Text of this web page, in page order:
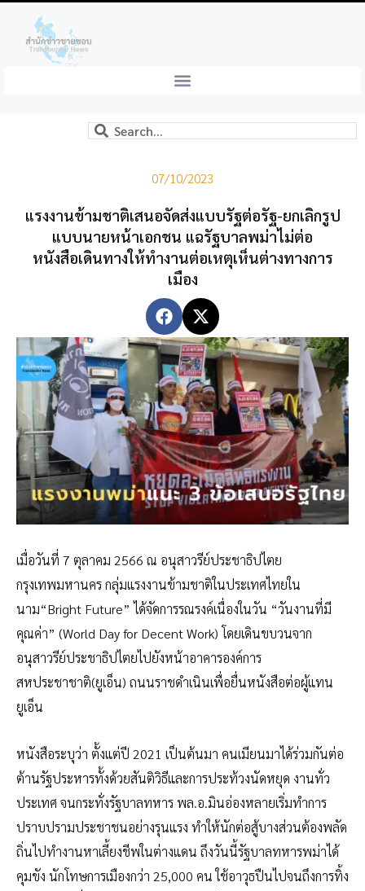
07/10/2023
แรงงานข้ามชาติเสนอจัดส่งแบบรัฐต่อรัฐ-ยกเลิกรูป
แบบนายหน้าเอกชน แฉรัฐบาลพม่าไม่ต่อ
หนังสือเดินทางให้ทำงานต่อเหตุเห็นต่างทางการ
เมือง
เมื่อวันที่ 7 ตุลาคม 2566 ณ อนุสาวรีย์ประชาธิปไตย
กรุงเทพมหานคร กลุ่มแรงงานข้ามชาติในประเทศไทยใน
นาม“Bright Future” ได้จัดการรณรงค์เนื่องในวัน “วันงานที่มี
คุณค่า” (World Day for Decent Work) โดยเดินขบวนจาก
อนุสาวรีย์ประชาธิปไตยไปยังหน้าอาคารองค์การ
สหประชาชาติ(ยูเอ็น) ถนนราชดำเนินเพื่อยื่นหนังสือต่อผู้แทน
ยูเอ็น
หนังสือระบุว่า ตั้งแต่ปี 2021 เป็นต้นมา คนเมียนมาได้ร่วมกันต่อ
ต้านรัฐประหารทั้งด้วยสันติวิธีและการประท้วงนัดหยุด งานทั่ว
ประเทศ จนกระทั่งรัฐบาลทหาร พล.อ.มินอ่องหลายเริ่มทำการ
ปราบปรามประชาชนอย่างรุนแรง ทำให้นักต่อสู้บางส่วนต้องพลัด
ถิ่นไปทำงานหาเลี้ยงชีพในต่างแดน ถึงวันนี้รัฐบาลทหารพม่าได้
คุมขัง นักโทษการเมืองกว่า 25,000 คน ใช้อาวุธปืนไปจนถึงการทิ้ง